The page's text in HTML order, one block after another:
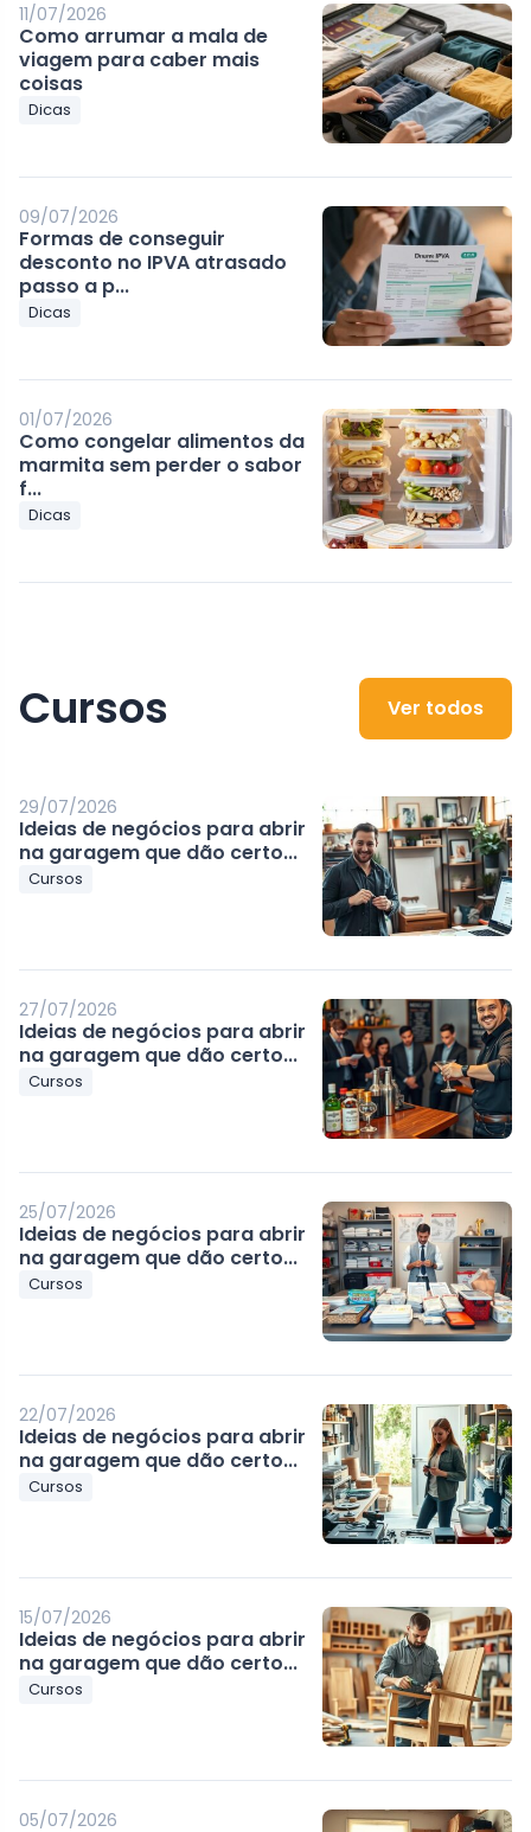
11/07/2026
Como arrumar a mala de
viagem para caber mais
coisas
Dicas
09/07/2026
Formas de conseguir
desconto no IPVA atrasado
passo a p...
Dicas
01/07/2026
Como congelar alimentos da
marmita sem perder o sabor
f...
Dicas
Cursos Ver todos
29/07/2026
Ideias de negócios para abrir
na garagem que dão certo...
Cursos
27/07/2026
Ideias de negócios para abrir
na garagem que dão certo...
Cursos
25/07/2026
Ideias de negócios para abrir
na garagem que dão certo...
Cursos
22/07/2026
Ideias de negócios para abrir
na garagem que dão certo...
Cursos
15/07/2026
Ideias de negócios para abrir
na garagem que dão certo...
Cursos
05/07/2026